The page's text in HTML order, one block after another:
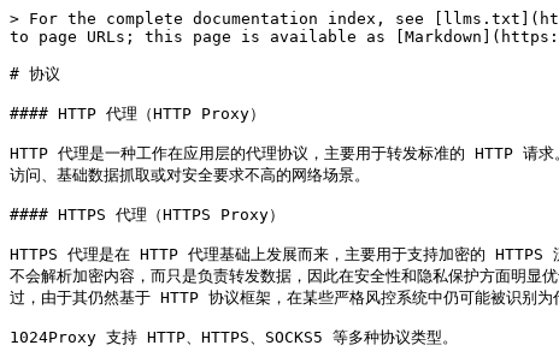
> For the complete documentation index, see
to page URLs; this page is available as
# 协议
#### HTTP 代理（HTTP Proxy）
HTTP 代理是一种工作在应用层的代理协议，主要用于转发标准的 HTTP 请
访问、基础数据抓取或对安全要求不高的网络场景。
#### HTTPS 代理（HTTPS Proxy）
HTTPS 代理是在 HTTP 代理基础上发展而来，主要用于支持加密的 HTTPS
不会解析加密内容，而只是负责转发数据，因此在安全性和隐私保护方面明
过，由于其仍然基于 HTTP 协议框架，在某些严格风控系统中仍可能被识别为
1024Proxy 支持 HTTP、HTTPS、SOCKS5 等多种协议类型。